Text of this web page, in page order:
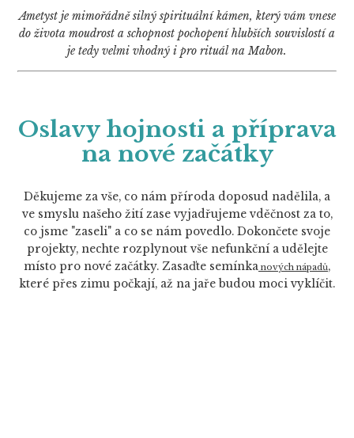
Ametyst je mimořádně silný spirituální kámen, který vám vnese
do života moudrost a schopnost pochopení hlubších souvislostí a
je tedy velmi vhodný i pro rituál na Mabon.
Oslavy hojnosti a příprava
na nové začátky
Děkujeme za vše, co nám příroda doposud nadělila, a
ve smyslu našeho žití zase vyjadřujeme vděčnost za to,
co jsme "zaseli" a co se nám povedlo. Dokončete svoje
projekty, nechte rozplynout vše nefunkční a udělejte
místo pro nové začátky. Zasaďte semínka nových nápadů,
které přes zimu počkají, až na jaře budou moci vyklíčit.